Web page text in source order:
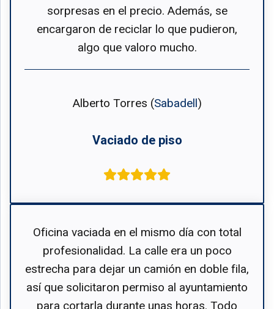
sorpresas en el precio. Además, se
encargaron de reciclar lo que pudieron,
algo que valoro mucho.
Alberto Torres (Sabadell)
Vaciado de piso
Oficina vaciada en el mismo día con total
profesionalidad. La calle era un poco
estrecha para dejar un camión en doble fila,
así que solicitaron permiso al ayuntamiento
para cortarla durante unas horas. Todo